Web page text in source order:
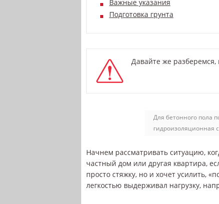
Важные указания
Подготовка грунта
Давайте же разберемся,
Для бетонного пола
гидроизоляционная
Начнем рассматривать ситуацию,
частный дом или другая квартира,
просто стяжку, но и хочет усилить,
легкостью выдерживал нагрузку,